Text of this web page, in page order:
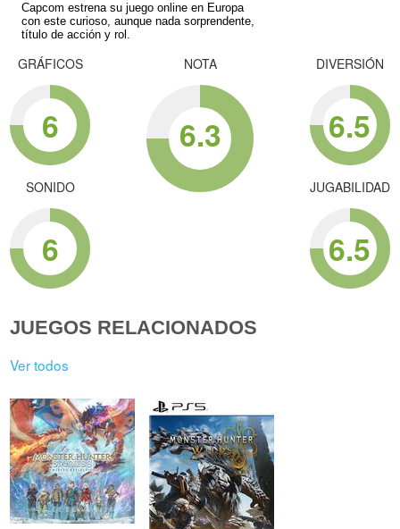
Capcom estrena su juego online en Europa
con este curioso, aunque nada sorprendente,
título de acción y rol.
GRÁFICOS
6
SONIDO
6
NOTA
6.3
DIVERSIÓN
6.5
JUGABILIDAD
6.5
JUEGOS RELACIONADOS
Ver todos